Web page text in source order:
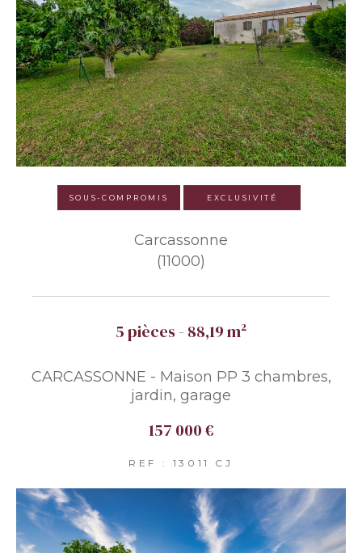
SOUS-COMPROMIS EXCLUSIVITÉ
Carcassonne
(11000)
5 pièces - 88,19 m²
CARCASSONNE - Maison PP 3 chambres,
jardin, garage
157 000 €
REF : 13011 CJ